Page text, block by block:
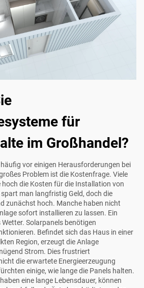
für
im Großhandel?
vor einigen Herausforderungen bei
Problem ist die Kostenfrage. Viele
hoch die Kosten für die Installation von
man langfristig Geld, doch die
zunächst hoch. Manche haben nicht
sofort installieren zu lassen. Ein
Solarpanels benötigen
Befindet sich das Haus in einer
Region, erzeugt die Anlage
Strom. Dies frustriert
die erwartete Energieerzeugung
einige, wie lange die Panels halten.
eine lange Lebensdauer, können